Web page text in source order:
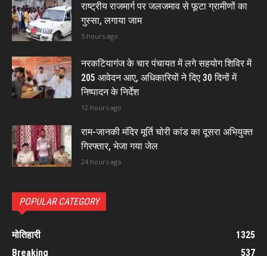
राष्ट्रीय राजमार्ग पर जलजमाव से फूटा ग्रामीणों का
गुस्सा, लगाया जाम
5 hours ago
नरकटियागंज के चार पंचायत में लगे सहयोग शिविर में
205 आवेदन आए, अधिकारियों ने दिए 30 दिनों में
निष्पादन के निर्देश
12 hours ago
राम-जानकी मंदिर मूर्ति चोरी कांड का दूसरा अभियुक्त
गिरफ्तार, भेजा गया जेल
24 hours ago
POPULAR CATEGORY
मोतिहारी
1325
Breaking
537